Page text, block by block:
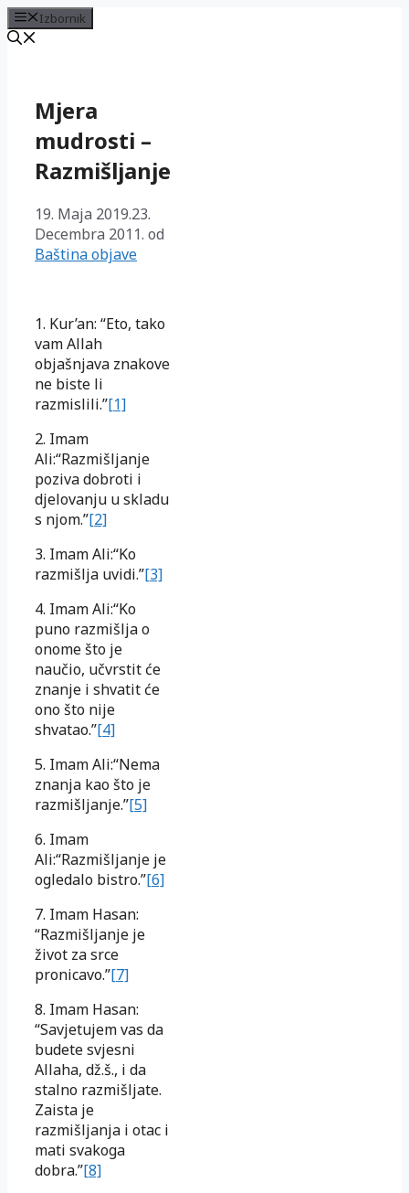
Izbornik
sadržajMjera
mudrosti –
Razmišljanje
19. Maja 2019.23.
Decembra 2011. od
Baština objave
1. Kur’an: “Eto, tako
vam Allah
objašnjava znakove
ne biste li
razmislili.”[1]
2. Imam
Ali:“Razmišljanje
poziva dobroti i
djelovanju u skladu
s njom.”[2]
3. Imam Ali:“Ko
razmišlja uvidi.”[3]
4. Imam Ali:“Ko
puno razmišlja o
onome što je
naučio, učvrstit će
znanje i shvatit će
ono što nije
shvatao.”[4]
5. Imam Ali:“Nema
znanja kao što je
razmišljanje.”[5]
6. Imam
Ali:“Razmišljanje je
ogledalo bistro.”[6]
7. Imam Hasan:
“Razmišljanje je
život za srce
pronicavo.”[7]
8. Imam Hasan:
“Savjetujem vas da
budete svjesni
Allaha, dž.š., i da
stalno razmišljate.
Zaista je
razmišljanja i otac i
mati svakoga
dobra.”[8]